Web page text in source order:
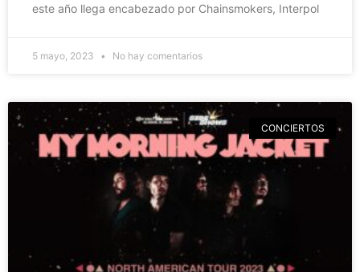
este año llega encabezado por Chainsmokers, Interpol
5 mayo, 2023 No hay comentarios
CONCIERTOS